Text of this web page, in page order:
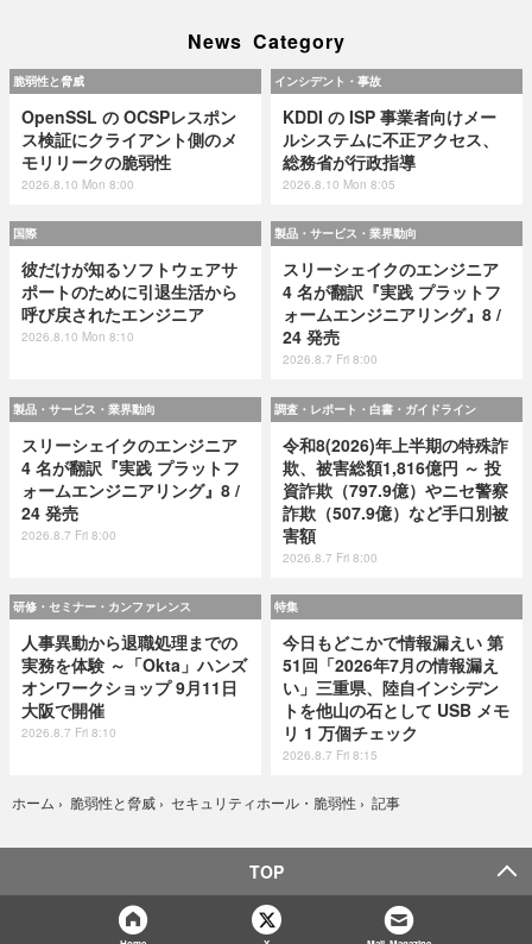
News Category
脆弱性と脅威
OpenSSL の OCSPレスポン
ス検証にクライアント側のメ
モリリークの脆弱性
2026.8.10 Mon 8:00
インシデント・事故
KDDI の ISP 事業者向けメー
ルシステムに不正アクセス、
総務省が行政指導
2026.8.10 Mon 8:05
国際
彼だけが知るソフトウェアサ
ポートのために引退生活から
呼び戻されたエンジニア
2026.8.10 Mon 8:10
製品・サービス・業界動向
スリーシェイクのエンジニア
4 名が翻訳『実践 プラットフ
ォームエンジニアリング』8 /
24 発売
2026.8.7 Fri 8:00
製品・サービス・業界動向
スリーシェイクのエンジニア
4 名が翻訳『実践 プラットフ
ォームエンジニアリング』8 /
24 発売
2026.8.7 Fri 8:00
調査・レポート・白書・ガイドライン
令和8(2026)年上半期の特殊詐
欺、被害総額1,816億円 ～ 投
資詐欺（797.9億）やニセ警察
詐欺（507.9億）など手口別被
害額
2026.8.7 Fri 8:00
研修・セミナー・カンファレンス
人事異動から退職処理までの
実務を体験 ～「Okta」ハンズ
オンワークショップ 9月11日
大阪で開催
2026.8.7 Fri 8:10
特集
今日もどこかで情報漏えい 第
51回「2026年7月の情報漏え
い」三重県、陸自インシデン
トを他山の石として USB メモ
リ 1 万個チェック
2026.8.7 Fri 8:15
ホーム › 脆弱性と脅威 › セキュリティホール・脆弱性 › 記事
TOP